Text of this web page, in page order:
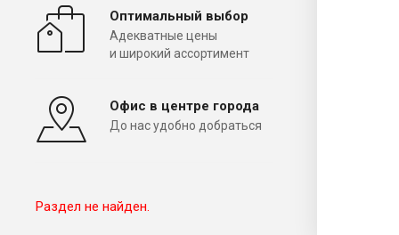
Оптимальный выбор
Адекватные цены
и широкий ассортимент
Офис в центре города
До нас удобно добраться
Раздел не найден.